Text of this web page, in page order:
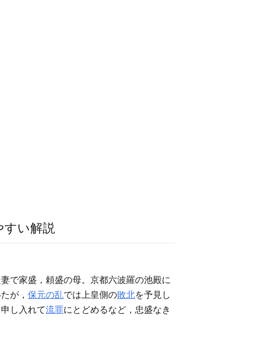
すい解説
で家盛，頼盛の母。京都六波羅の池殿に
が， 保元の乱では上皇側の敗北を予見し
し入れて流罪にとどめるなど，忠盛なき